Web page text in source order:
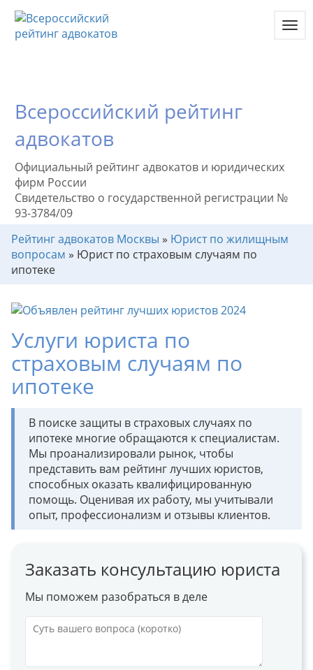
Всероссийский рейтинг
адвокатов
Официальный рейтинг адвокатов и юридических
фирм России
Свидетельство о государственной регистрации №
93-3784/09
Рейтинг адвокатов Москвы » Юрист по жилищным
вопросам » Юрист по страховым случаям по
ипотеке
Услуги юриста по
страховым случаям по
ипотеке
В поиске защиты в страховых случаях по
ипотеке многие обращаются к специалистам.
Мы проанализировали рынок, чтобы
представить вам рейтинг лучших юристов,
способных оказать квалифицированную
помощь. Оценивая их работу, мы учитывали
опыт, профессионализм и отзывы клиентов.
Заказать консультацию юриста
Мы поможем разобраться в деле